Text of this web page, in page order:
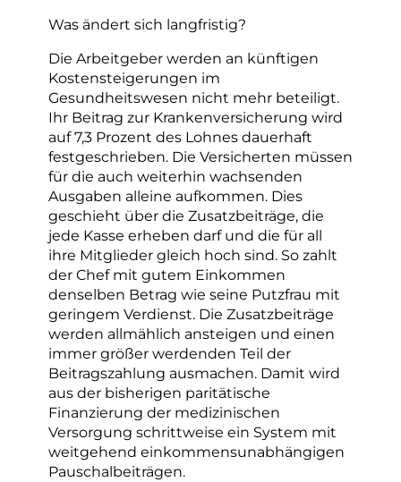
Was ändert sich langfristig?
Die Arbeitgeber werden an künftigen
Kostensteigerungen im
Gesundheitswesen nicht mehr beteiligt.
Ihr Beitrag zur Krankenversicherung wird
auf 7,3 Prozent des Lohnes dauerhaft
festgeschrieben. Die Versicherten müssen
für die auch weiterhin wachsenden
Ausgaben alleine aufkommen. Dies
geschieht über die Zusatzbeiträge, die
jede Kasse erheben darf und die für all
ihre Mitglieder gleich hoch sind. So zahlt
der Chef mit gutem Einkommen
denselben Betrag wie seine Putzfrau mit
geringem Verdienst. Die Zusatzbeiträge
werden allmählich ansteigen und einen
immer größer werdenden Teil der
Beitragszahlung ausmachen. Damit wird
aus der bisherigen paritätische
Finanzierung der medizinischen
Versorgung schrittweise ein System mit
weitgehend einkommensunabhängigen
Pauschalbeiträgen.